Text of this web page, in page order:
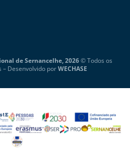
de Sernancelhe, 2026© Todos os
– Desenvolvido porWECHASE